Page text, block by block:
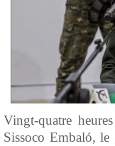
Vingt-quatre
Sissoco Embaló, le